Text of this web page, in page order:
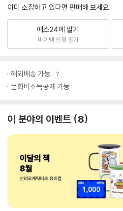
이미 소장하고 있다면 판매해 보세요.
예스24에 팔기
바이백 신청 불가
해외배송 가능
문화비소득공제 가능
이 분야의 이벤트 8